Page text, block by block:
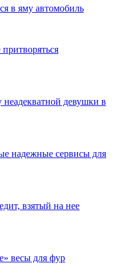
в яму автомобиль
девушки в
надежные сервисы для
взятый на нее
весы для фур